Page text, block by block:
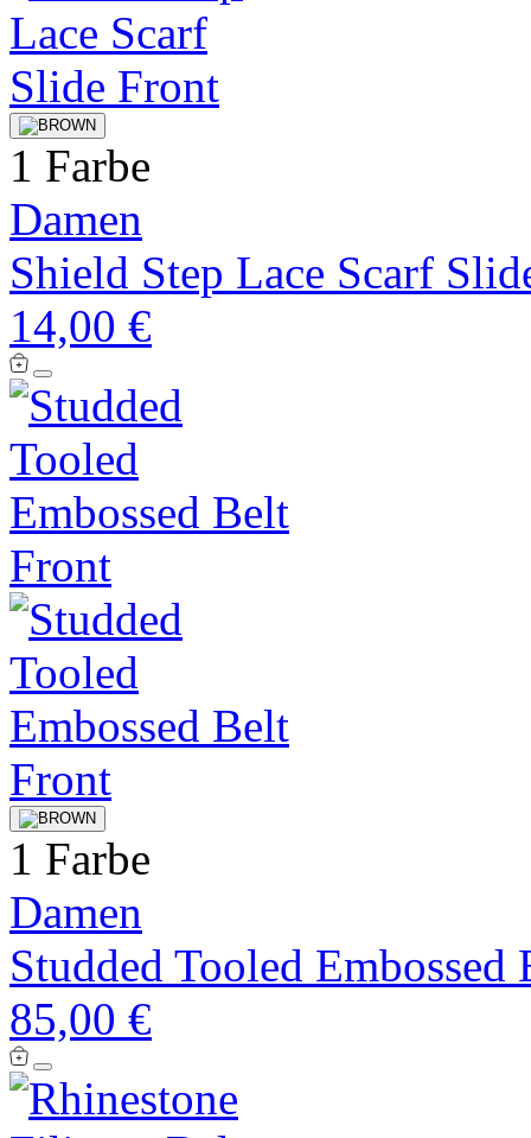
1 Farbe
Damen
Shield Step Lace Scarf
14,00 €
1 Farbe
Damen
Studded Tooled Embossed
85,00 €